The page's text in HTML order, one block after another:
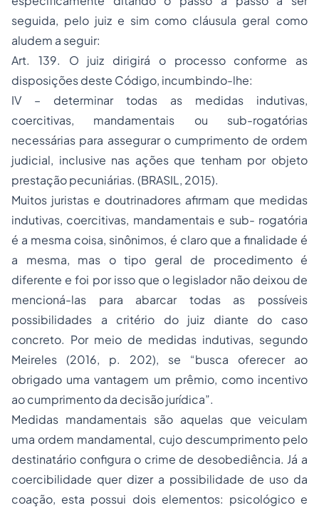
seguida, pelo juiz e sim como cláusula geral como
aludem a seguir:
Art. 139. O juiz dirigirá o processo conforme as
disposições deste Código, incumbindo-lhe:
IV – determinar todas as medidas indutivas,
coercitivas, mandamentais ou sub-rogatórias
necessárias para assegurar o cumprimento de ordem
judicial, inclusive nas ações que tenham por objeto
prestação pecuniárias. (BRASIL, 2015).
Muitos juristas e doutrinadores afirmam que medidas
indutivas, coercitivas, mandamentais e sub- rogatória
é a mesma coisa, sinônimos, é claro que a finalidade é
a mesma, mas o tipo geral de procedimento é
diferente e foi por isso que o legislador não deixou de
mencioná-las para abarcar todas as possíveis
possibilidades a critério do juiz diante do caso
concreto. Por meio de medidas indutivas, segundo
Meireles (2016, p. 202), se “busca oferecer ao
obrigado uma vantagem um prêmio, como incentivo
ao cumprimento da decisão jurídica”.
Medidas mandamentais são aquelas que veiculam
uma ordem mandamental, cujo descumprimento pelo
destinatário configura o crime de desobediência. Já a
coercibilidade quer dizer a possibilidade de uso da
coação, esta possui dois elementos: psicológico e